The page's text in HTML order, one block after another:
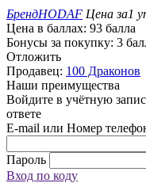
БрендHODAF Цена за1
Цена в баллах: 93 балла
Бонусы за покупку: 3
Отложить
Продавец: 100 Драконов
Наши преимущества
Войдите в учётную
ответе
E-mail или Номер
Пароль
Вход по коду